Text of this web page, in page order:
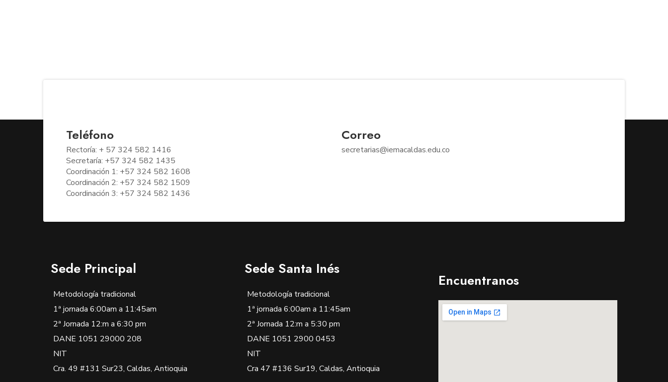
Teléfono
Rectoría: + 57 324 582 1416
Secretaría: +57 324 582 1435
Coordinación 1: +57 324 582 1608
Coordinación 2: +57 324 582 1509
Coordinación 3: +57 324 582 1436
Correo
secretarias@iemacaldas.edu.co
Sede Principal
Metodología tradicional
1ª jornada 6:00am a 11:45am
2ª Jornada 12:m a 6:30 pm
DANE 1051 29000 208
NIT
Cra. 49 #131 Sur23, Caldas, Antioquia
Sede Santa Inés
Metodología tradicional
1ª jornada 6:00am a 11:45am
2ª Jornada 12:m a 5:30 pm
DANE 1051 2900 0453
NIT
Cra 47 #136 Sur19, Caldas, Antioquia
Encuentranos